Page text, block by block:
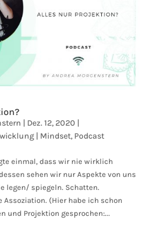
| Dez. 12, 2020 |
| Mindset, Podcast
einmal, dass wir nie wirklich
sehen wir nur Aspekte von uns
legen/ spiegeln. Schatten.
Assoziation. (Hier habe ich schon
und Projektion gesprochen:...